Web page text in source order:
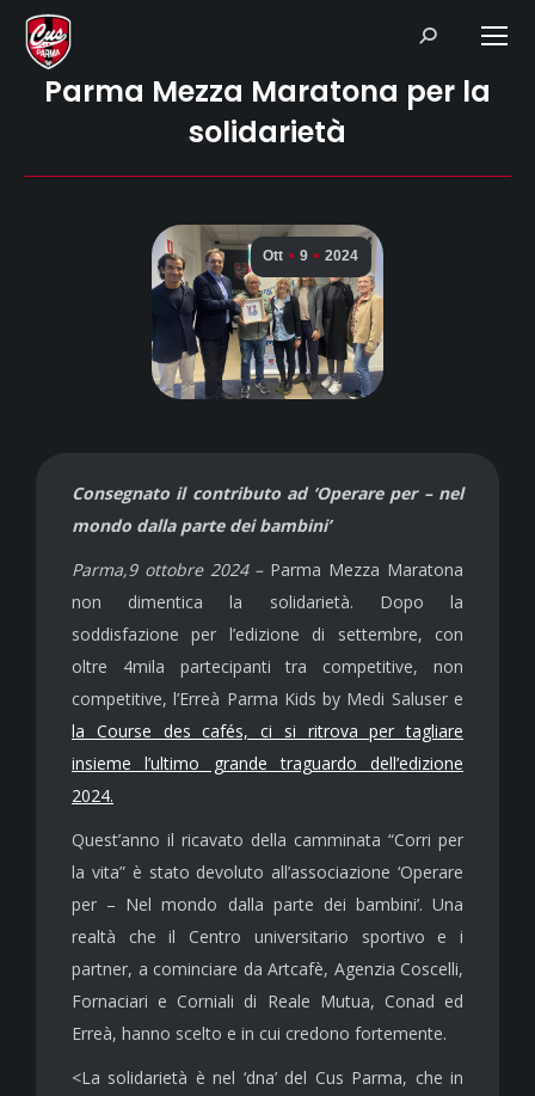
Search:
Parma Mezza Maratona per la
solidarietà
Ott 9 2024
Consegnato il contributo ad ‘Operare per – nel
mondo dalla parte dei bambini’
Parma,9 ottobre 2024 –Parma Mezza Maratona
non dimentica la solidarietà. Dopo la
soddisfazione per l’edizione di settembre, con
oltre 4mila partecipanti tra competitive, non
competitive, l’Erreà Parma Kids by Medi Saluser e
la Course des cafés, ci si ritrova per tagliare
insieme l’ultimo grande traguardo dell’edizione
2024.
Quest’anno il ricavato della camminata “Corri per
la vita” è stato devoluto all’associazione ‘Operare
per – Nel mondo dalla parte dei bambini’. Una
realtà che il Centro universitario sportivo e i
partner, a cominciare da Artcafè, Agenzia Coscelli,
Fornaciari e Corniali di Reale Mutua, Conad ed
Erreà, hanno scelto e in cui credono fortemente.
<La solidarietà è nel ‘dna’ del Cus Parma, che in